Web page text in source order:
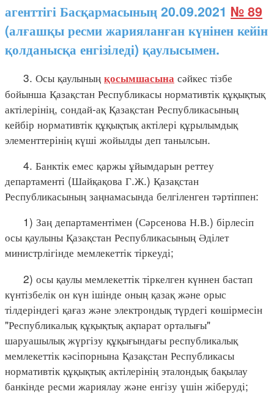
агенттігі Басқармасының 20.09.2021 № 89
(алғашқы ресми жарияланған күнінен кейін
қолданысқа енгізіледі) қаулысымен.
3. Осы қаулының қосымшасына сәйкес тізбе
бойынша Қазақстан Республикасы нормативтік құқықтық
актілерінің, сондай-ақ Қазақстан Республикасының
кейбір нормативтік құқықтық актілері құрылымдық
элементтерінің күші жойылды деп танылсын.
4. Банктік емес қаржы ұйымдарын реттеу
департаменті (Шайқақова Г.Ж.) Қазақстан
Республикасының заңнамасында белгіленген тәртіппен:
1) Заң департаментімен (Сәрсенова Н.В.) бірлесіп
осы қаулыны Қазақстан Республикасының Әділет
министрлігінде мемлекеттік тіркеуді;
2) осы қаулы мемлекеттік тіркелген күннен бастап
күнтізбелік он күн ішінде оның қазақ және орыс
тілдеріндегі қағаз және электрондық түрдегі көшірмесін
"Республикалық құқықтық ақпарат орталығы"
шаруашылық жүргізу құқығындағы республикалық
мемлекеттік кәсіпорнына Қазақстан Республикасы
нормативтік құқықтық актілерінің эталондық бақылау
банкінде ресми жариялау және енгізу үшін жіберуді;